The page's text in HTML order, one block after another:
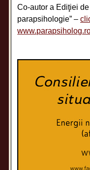
Co-autor a Ediţiei
parapsihologie” –